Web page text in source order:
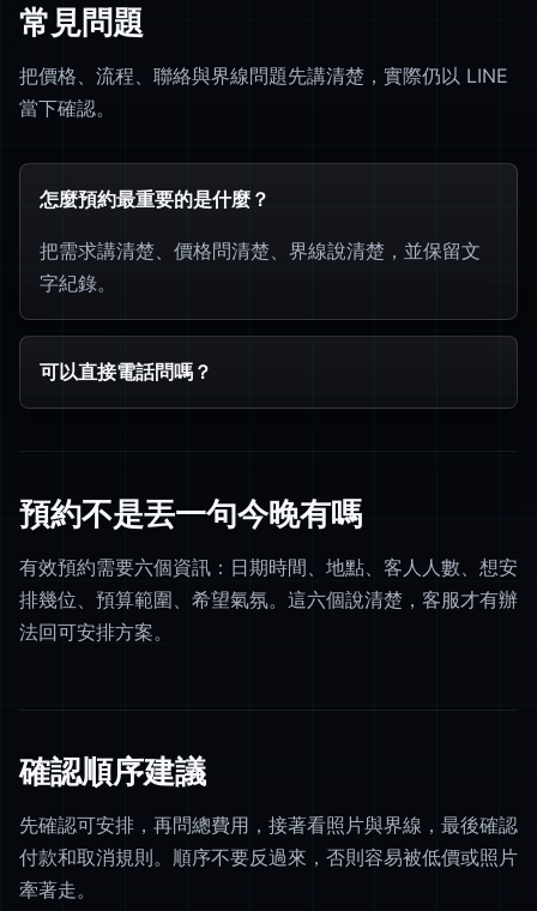
常見問題
把價格、流程、聯絡與界線問題先講清楚，實際仍以 LINE
當下確認。
怎麼預約最重要的是什麼？
把需求講清楚、價格問清楚、界線說清楚，並保留文
字紀錄。
可以直接電話問嗎？
預約不是丟一句今晚有嗎
有效預約需要六個資訊：日期時間、地點、客人人數、想安
排幾位、預算範圍、希望氣氛。這六個說清楚，客服才有辦
法回可安排方案。
確認順序建議
先確認可安排，再問總費用，接著看照片與界線，最後確認
付款和取消規則。順序不要反過來，否則容易被低價或照片
牽著走。